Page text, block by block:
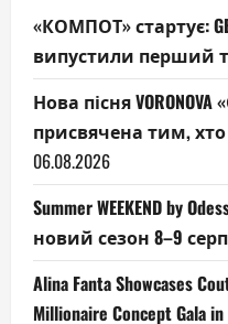
«КОМПОТ» стартує:
випустили перший
Нова пісня
присвячена тим,
06.08.2026
Summer WEEKEND by
новий сезон 8–9
Alina Fanta Showcases
Millionaire Concept Gala in